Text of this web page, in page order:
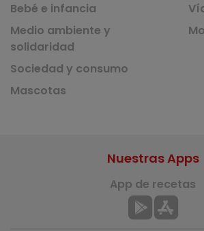
Bebé e infancia
Medio ambiente y
solidaridad
Sociedad y consumo
Mascotas
Nuestras Apps
App de recetas